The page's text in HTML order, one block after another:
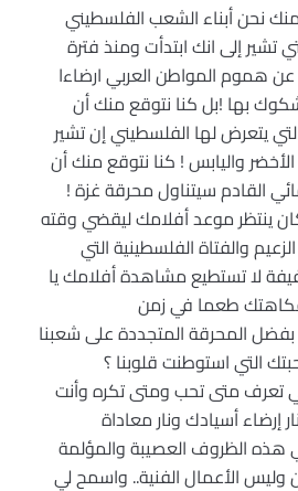
نحن أبناء الشعب الفلسطيني
تشير إلى انك ابتدأت ومنذ فترة
هموم المواطن العربي ارضاءا
بها !بل كنا نتوقع منك أن
يتعرض لها الفلسطيني إن تشير
واليابس ! كنا نتوقع منك أن
القادم سيتناول محرقة غزة !
ينتظر موعد أفلامك ليقضي وقته
والفتاة الفلسطينية التي
لا تستطيع مشاهدة أفلامك يا
طعما في زمن
المحرقة المتجددة على شعبنا
التي استوطنت قلوبنا ؟
تعرف متى تحب ومتى تكره وأنت
إرضاء أسيادك ونار معاداة
هذه الظروف العصيبة والمؤلمة
الأعمال الفنية.. واسمح لي